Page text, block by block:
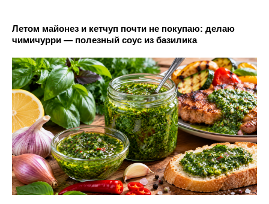
Летом майонез и кетчуп почти не покупаю: делаю
чимичурри — полезный соус из базилика